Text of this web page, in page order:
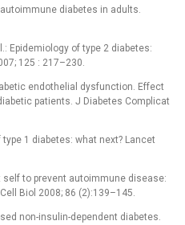
autoimmune diabetes in adults.
Epidemiology of type 2 diabetes:
125 : 217–230.
endothelial dysfunction. Effect
patients. J Diabetes Complicat
1 diabetes: what next? Lancet
to prevent autoimmune disease:
Biol 2008; 86 (2):139–145.
non-insulin-dependent diabetes.